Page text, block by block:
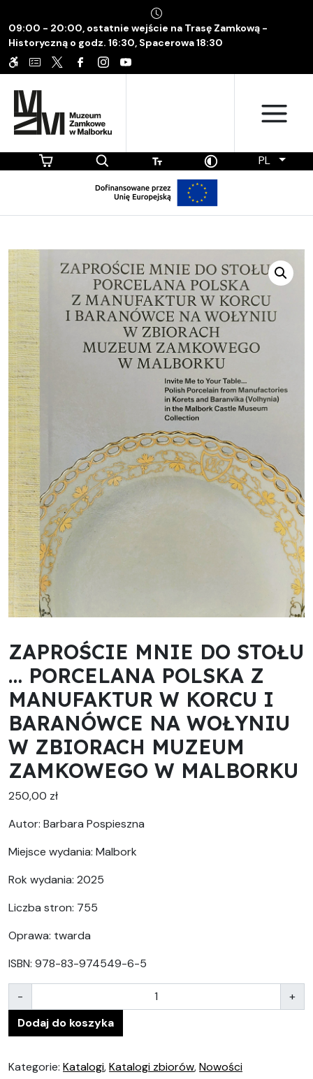
09:00 - 20:00, ostatnie wejście na Trasę Zamkową -
Historyczną o godz. 16:30, Spacerowa 18:30
PL
ZAPROŚCIE MNIE DO STOŁU
… PORCELANA POLSKA Z
MANUFAKTUR W KORCU I
BARANÓWCE NA WOŁYNIU
W ZBIORACH MUZEUM
ZAMKOWEGO W MALBORKU
250,00 zł
Autor: Barbara Pospieszna
Miejsce wydania: Malbork
Rok wydania: 2025
Liczba stron: 755
Oprawa: twarda
ISBN: 978-83-974549-6-5
-
+
Dodaj do koszyka
Kategorie: Katalogi,Katalogi zbiorów,Nowości